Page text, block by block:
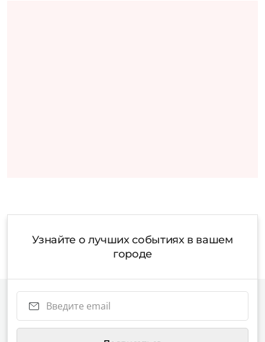
Узнайте о лучших событиях в вашем
городе